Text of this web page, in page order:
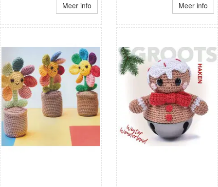
Meer info Meer info